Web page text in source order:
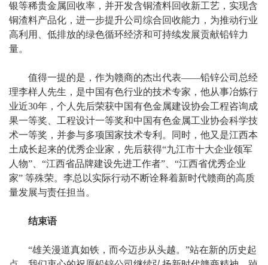
银等稀贵金属回收率，并开发含铜渣料回收新工艺，实现含
铜渣料产品化，进一步提升公司综合回收能力，为推动行业
高利用、低排放的绿色循环经济和可持续发展贡献铅锌力
量。
值得一提的是，作为赣商的杰出代表——铅锌公司总经
理李样人先生，是中国有色行业的技术专家，他从事冶炼行
业近30年，个人先后荣获中国有色金属建设协会工程咨询成
果一等奖、工程设计一等奖和中国有色金属工业协会科学技
术一等奖，并参与多项国家技术专利。同时，他又是江西本
土成长起来的优秀企业家，先后获得“九江市十大企业领军
人物”、“江西省品牌建设先进工作者”、“江西省优秀企业
家” 等殊荣。李总以实际行动不断诠释着新时代赣商的高质
量发展与责任担当。
结束语
“雄关漫道真如铁，而今迈步从头越。”站在新的历史起